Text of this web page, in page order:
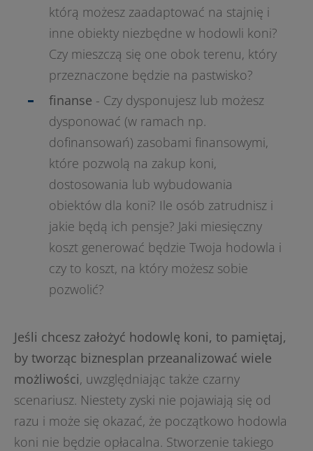
którą możesz zaadaptować na stajnię i
inne obiekty niezbędne w hodowli koni?
Czy mieszczą się one obok terenu, który
przeznaczone będzie na pastwisko?
finanse - Czy dysponujesz lub możesz
dysponować (w ramach np.
dofinansowań) zasobami finansowymi,
które pozwolą na zakup koni,
dostosowania lub wybudowania
obiektów dla koni? Ile osób zatrudnisz i
jakie będą ich pensje? Jaki miesięczny
koszt generować będzie Twoja hodowla i
czy to koszt, na który możesz sobie
pozwolić?
Jeśli chcesz założyć hodowlę koni, to pamiętaj,
by tworząc biznesplan przeanalizować wiele
możliwości, uwzględniając także czarny
scenariusz. Niestety zyski nie pojawiają się od
razu i może się okazać, że początkowo hodowla
koni nie będzie opłacalna. Stworzenie takiego